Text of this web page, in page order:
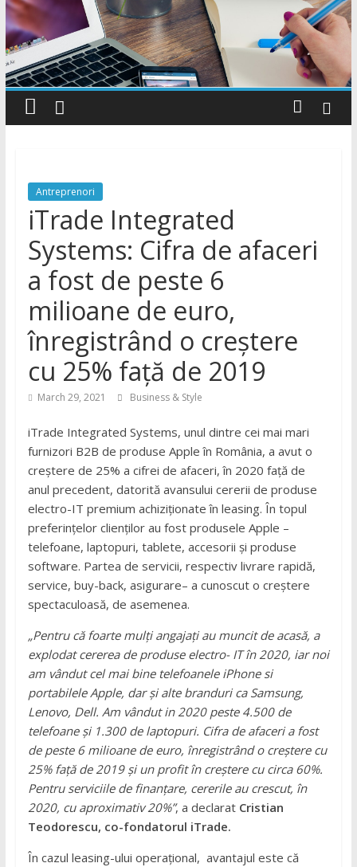
Style
Știri
cu
stil
Antreprenori
iTrade Integrated
Systems: Cifra de afaceri
a fost de peste 6
milioane de euro,
înregistrând o creștere
cu 25% față de 2019
March 29, 2021 Business & Style
iTrade Integrated Systems, unul dintre cei mai mari
furnizori B2B de produse Apple în România, a avut o
creștere de 25% a cifrei de afaceri, în 2020 față de
anul precedent, datorită avansului cererii de produse
electro-IT premium achiziționate în leasing. În topul
preferințelor clienților au fost produsele Apple –
telefoane, laptopuri, tablete, accesorii și produse
software. Partea de servicii, respectiv livrare rapidă,
service, buy-back, asigurare– a cunoscut o creștere
spectaculoasă, de asemenea.
„Pentru că foarte mulți angajați au muncit de acasă, a
explodat cererea deproduse electro-IT în 2020, iar noi
am vândut cel mai binetelefoanele iPhone si
portabilele Apple, dar și alte branduri ca Samsung,
Lenovo, Dell. Am vândut in 2020 peste 4.500 de
telefoane și 1.300 de laptopuri. Cifrade afaceria fost
depeste 6 milioane de euro, înregistrândo creștere cu
25% față de 2019 și un profit în creștere cu circa 60%.
Pentru serviciile de finanțare, cererile au crescut, în
2020, cu aproximativ 20%”, a declarat Cristian
Teodorescu, co-fondatorul iTrade.
În cazul leasing-ului operațional, avantajul este că